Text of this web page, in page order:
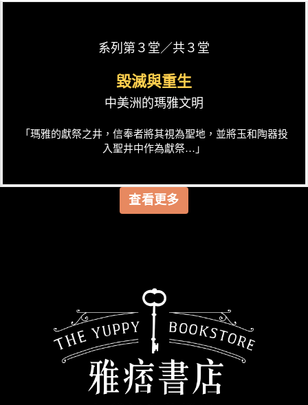
系列第３堂／共３堂
毀滅與重生
中美洲的瑪雅文明
「瑪雅的獻祭之井，信奉者將其視為聖地，並將玉和陶器投
入聖井中作為獻祭…」
查看更多